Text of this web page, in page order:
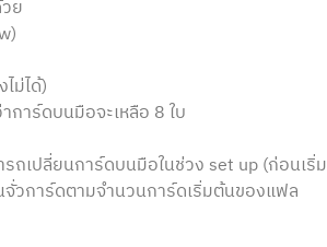
ย
ม่ได้)
การ์ดบนมือจะเหลือ 8 ใบ
ถเปลี่ยนการ์ดบนมือในช่วง set up (ก่อนเริ่ม
วการ์ดตามจำนวนการ์ดเริ่มต้นของแฟล